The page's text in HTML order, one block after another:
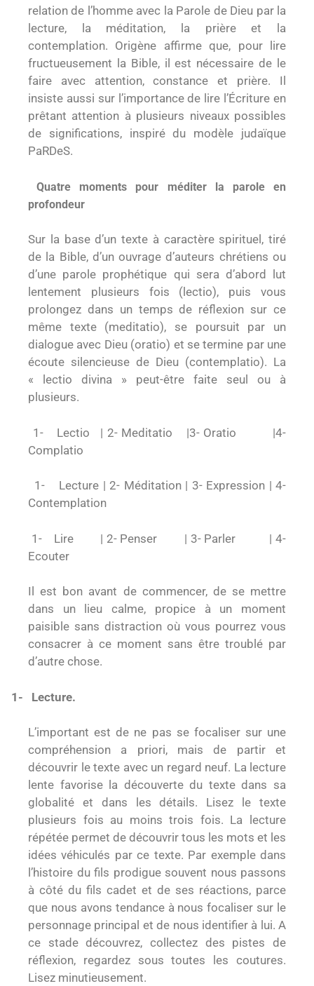
relation de l’homme avec la Parole de Dieu par la
lecture, la méditation, la prière et la
contemplation. Origène affirme que, pour lire
fructueusement la Bible, il est nécessaire de le
faire avec attention, constance et prière. Il
insiste aussi sur l’importance de lire l’Écriture en
prêtant attention à plusieurs niveaux possibles
de significations, inspiré du modèle judaïque
PaRDeS.
Quatre moments pour méditer la parole en
profondeur
Sur la base d’un texte à caractère spirituel, tiré
de la Bible, d’un ouvrage d’auteurs chrétiens ou
d’une parole prophétique qui sera d’abord lut
lentement plusieurs fois (lectio), puis vous
prolongez dans un temps de réflexion sur ce
même texte (meditatio), se poursuit par un
dialogue avec Dieu (oratio) et se termine par une
écoute silencieuse de Dieu (contemplatio). La
« lectio divina » peut-être faite seul ou à
plusieurs.
1-
Lectio | 2- Meditatio |3- Oratio |4-
Complatio
1-
Lecture | 2- Méditation | 3- Expression | 4-
Contemplation
1-
Lire | 2- Penser | 3- Parler | 4-
Ecouter
Il est bon avant de commencer, de se mettre
dans un lieu calme, propice à un moment
paisible sans distraction où vous pourrez vous
consacrer à ce moment sans être troublé par
d’autre chose.
1- Lecture.
L’important est de ne pas se focaliser sur une
compréhension a priori, mais de partir et
découvrir le texte avec un regard neuf. La lecture
lente favorise la découverte du texte dans sa
globalité et dans les détails. Lisez le texte
plusieurs fois au moins trois fois. La lecture
répétée permet de découvrir tous les mots et les
idées véhiculés par ce texte. Par exemple dans
l’histoire du fils prodigue souvent nous passons
à côté du fils cadet et de ses réactions, parce
que nous avons tendance à nous focaliser sur le
personnage principal et de nous identifier à lui. A
ce stade découvrez, collectez des pistes de
réflexion, regardez sous toutes les coutures.
Lisez minutieusement.